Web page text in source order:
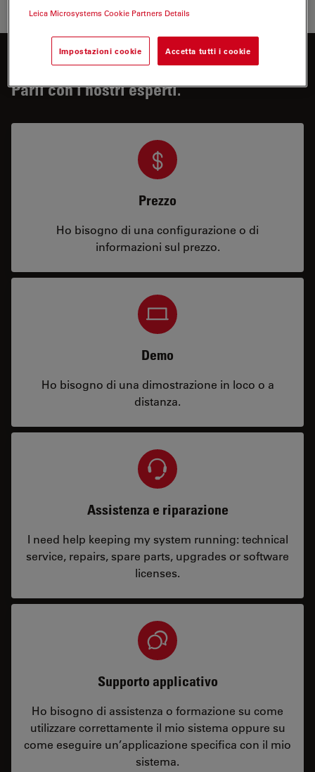
Siete interessati a saperne di più?
Parli con i nostri esperti.
Prezzo
Ho bisogno di una configurazione o di
informazioni sul prezzo.
Demo
Ho bisogno di una dimostrazione in loco o a
distanza.
Assistenza e riparazione
I need help keeping my system running: technical
service, repairs, spare parts, upgrades or software
licenses.
Supporto applicativo
Ho bisogno di assistenza o formazione su come
utilizzare correttamente il mio sistema oppure su
come eseguire un’applicazione specifica con il mio
sistema.
Leica Microsystems Cookie Partners Details
Impostazioni cookie Accetta tutti i cookie